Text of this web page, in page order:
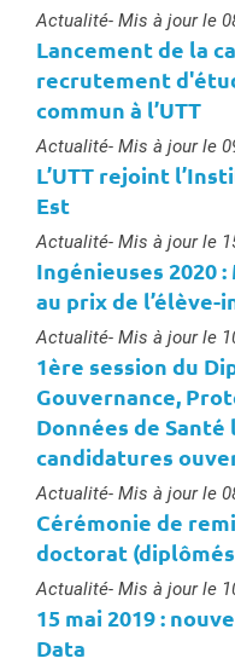
Type :
Actualité- Mis à jour le
Lancement de la
recrutement
commun à l’UTT
Type :
Actualité- Mis à jour le
L’UTT rejoint
Est
Type :
Actualité- Mis à jour le
Ingénieuses 2020
au prix de l’élève-
Type :
Actualité- Mis à jour le
1ère session du
Gouvernance,
Données de Santé
candidatures
Type :
Actualité- Mis à jour le
Cérémonie de
doctorat (diplômés
Type :
Actualité- Mis à jour le
15 mai 2019 :
Data